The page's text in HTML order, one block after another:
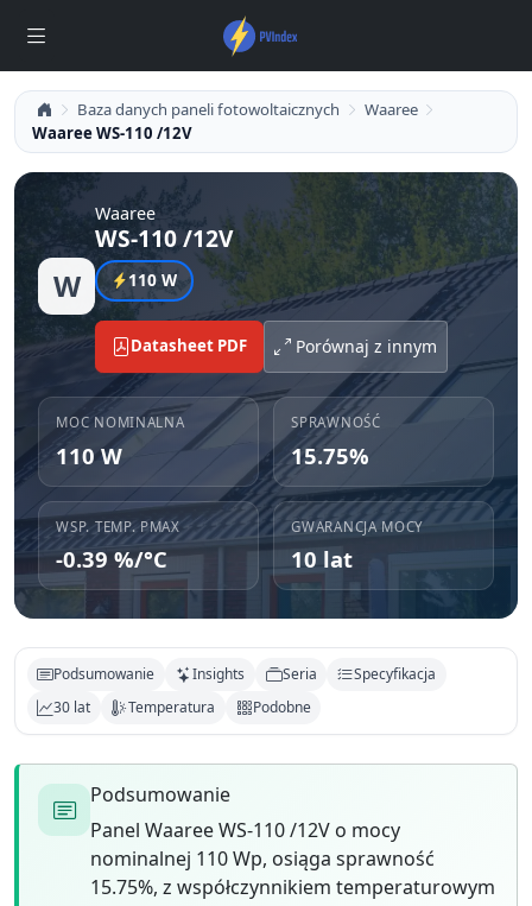
Baza danych paneli fotowoltaicznych
Waaree
Waaree WS-110 /12V
W
Waaree
WS-110 /12V
110 W
Datasheet PDF Porównaj z innym
MOC NOMINALNA
110 W
SPRAWNOŚĆ
15.75%
WSP. TEMP. PMAX
-0.39 %/°C
GWARANCJA MOCY
10 lat
Podsumowanie Insights Seria
Specyfikacja
30 lat
Temperatura Podobne
Podsumowanie
Panel Waaree WS-110 /12V o mocy
nominalnej 110 Wp, osiąga sprawność
15.75%, z współczynnikiem temperaturowym